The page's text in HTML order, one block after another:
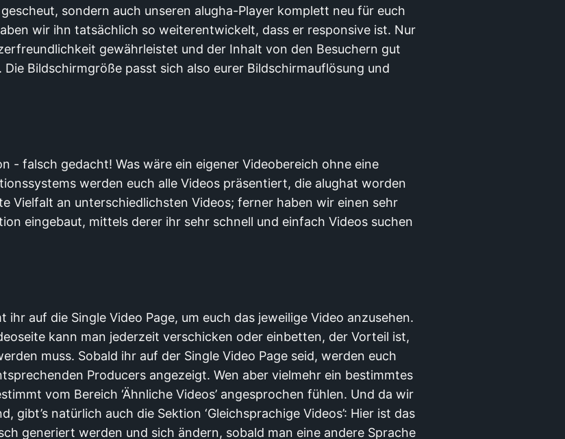
sondern auch unseren alugha-Player komplett neu für euch
wir ihn tatsächlich so weiterentwickelt, dass er responsive ist. Nur
gewährleistet und der Inhalt von den Besuchern gut
Bildschirmgröße passt sich also eurer Bildschirmauflösung und
- falsch gedacht! Was wäre ein eigener Videobereich ohne eine
werden euch alle Videos präsentiert, die alughat worden
Vielfalt an unterschiedlichsten Videos; ferner haben wir einen sehr
eingebaut, mittels derer ihr sehr schnell und einfach Videos suchen
auf die Single Video Page, um euch das jeweilige Video anzusehen.
kann man jederzeit verschicken oder einbetten, der Vorteil ist,
muss. Sobald ihr auf der Single Video Page seid, werden euch
Producers angezeigt. Wen aber vielmehr ein bestimmtes
vom Bereich ‘Ähnliche Videos’ angesprochen fühlen. Und da wir
gibt’s natürlich auch die Sektion ‘Gleichsprachige Videos’: Hier ist das
generiert werden und sich ändern, sobald man eine andere Sprache